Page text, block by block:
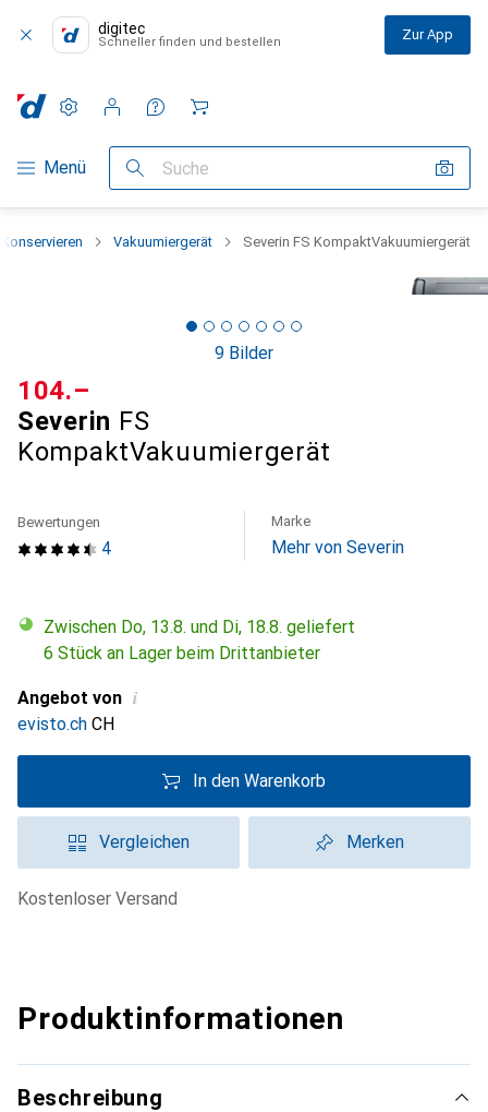
digitec
Schneller finden und bestellen Zur App
Navigation nach Kategorien
Menü Suche
Einstellungen
Kundenkonto
Vergleichslisten
Merklisten
Warenkorb
Konservieren Vakuumiergerät Severin FS KompaktVakuumiergerät
9 Bilder
Severin FS
KompaktVakuumiergerät
CHF
104.–
4
Bewertungen Marke
Mehr von Severin
Zwischen Do, 13.8. und Di, 18.8. geliefert
6 Stück an Lager beim Drittanbieter
Angebot von i
evisto.ch CH
In den Warenkorb
Vergleichen Merken
kostenloser Versand
Produktinformationen
Beschreibung